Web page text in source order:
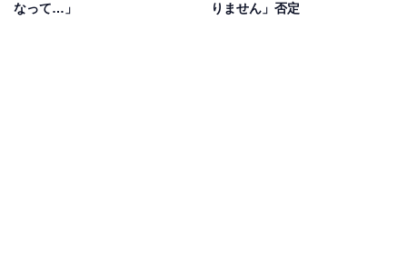
なって…」
りません」否定